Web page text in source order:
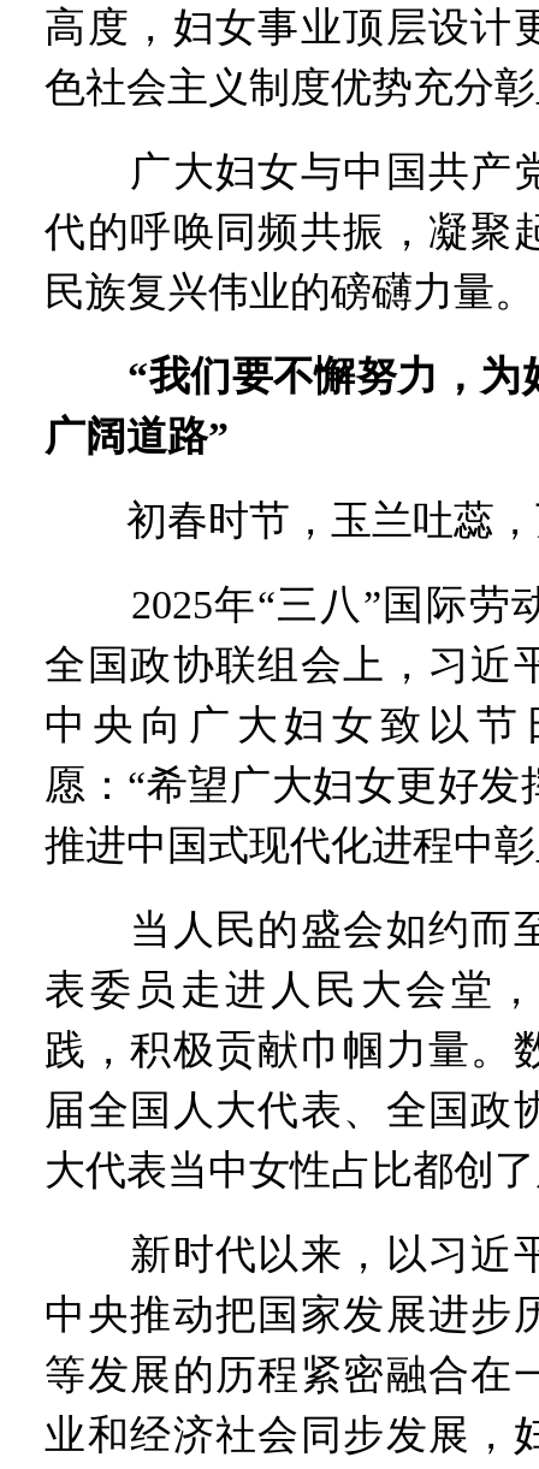
高度，妇女事业顶层设计
色社会主义制度优势充分
广大妇女与中国共产
代的呼唤同频共振，凝聚
民族复兴伟业的磅礴力量。
“我们要不懈努力，为
广阔道路”
初春时节，玉兰吐蕊，
2025年“三八”国际劳
全国政协联组会上，习近
中央向广大妇女致以节
愿：“希望广大妇女更好发
推进中国式现代化进程中
当人民的盛会如约而
表委员走进人民大会堂
践，积极贡献巾帼力量。
届全国人大代表、全国政
大代表当中女性占比都创
新时代以来，以习近
中央推动把国家发展进步
等发展的历程紧密融合在
业和经济社会同步发展，